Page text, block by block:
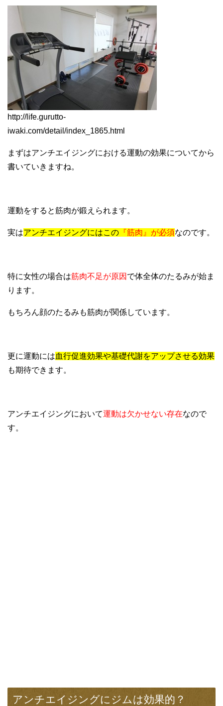
http://life.gurutto-
iwaki.com/detail/index_1865.html
まずはアンチエイジングにおける運動の効果についてから
書いていきますね。
運動をすると筋肉が鍛えられます。
実はアンチエイジングにはこの 『筋肉』が必須なのです。
特に女性の場合は筋肉不足が原因 で体全体のたるみが始ま
ります。
もちろん顔のたるみも筋肉が関係しています。
更に運動には血行促進効果や基礎代謝をアップさせる効果
も期待できます。
アンチエイジングにおいて運動は欠かせない存在なので
す。
アンチエイジングにジムは効果的？